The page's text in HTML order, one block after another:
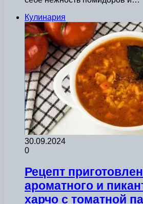
Кулинария
30.09.2024
0
Рецепт
ароматного и
харчо с томатной